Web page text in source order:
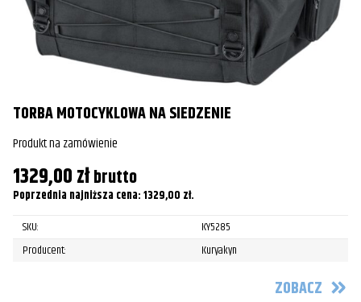
TORBA MOTOCYKLOWA NA SIEDZENIE
Produkt na zamówienie
1329,00złbrutto
Poprzednia najniższa cena:1329,00 zł.
SKU:
KY5285
Producent:
Kuryakyn
ZOBACZ